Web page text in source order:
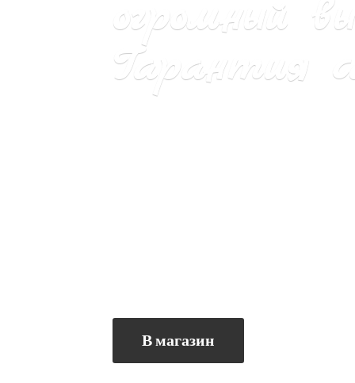
огромный
Гарантия
В магазин